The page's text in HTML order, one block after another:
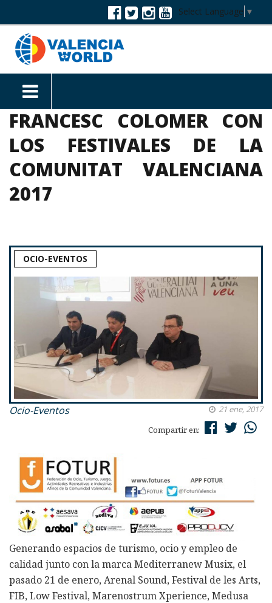
Select Language ▼
FRANCESC COLOMER CON
LOS FESTIVALES DE LA
COMUNITAT VALENCIANA
2017
OCIO-EVENTOS
Ocio-Eventos
21 ene, 2017
Compartir en:
Generando espacios de turismo, ocio y empleo de
calidad junto con la marca Mediterranew Musix, el
pasado 21 de enero, Arenal Sound, Festival de les Arts,
FIB, Low Festival, Marenostrum Xperience, Medusa